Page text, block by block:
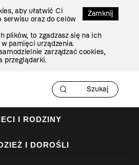
Zamknij
aby ułatwić Ci
serwisu oraz do celów
plików, to zgadzasz się na ich
pamięci urządzenia.
zarządzać cookies,
przeglądarki.
I RODZINY
I DOROŚLI